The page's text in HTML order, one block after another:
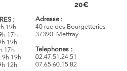
20€
:
19h
17h
19h
17h
9h 19h
12h
Adresse :
40 rue des Bourgetteries
37390 Mettray
Telephones :
02.47.51.24.51
07.65.60.15.82